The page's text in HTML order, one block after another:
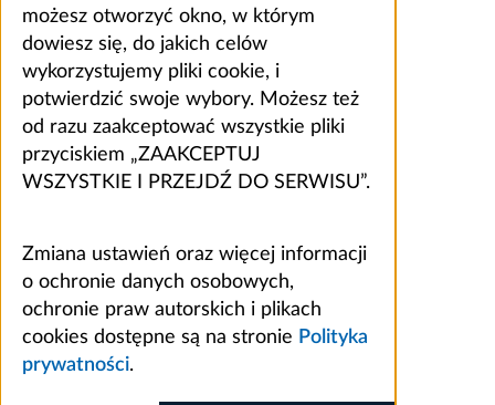
możesz otworzyć okno, w którym
dowiesz się, do jakich celów
wykorzystujemy pliki cookie, i
potwierdzić swoje wybory. Możesz też
od razu zaakceptować wszystkie pliki
przyciskiem „ZAAKCEPTUJ
WSZYSTKIE I PRZEJDŹ DO SERWISU”.
Zmiana ustawień oraz więcej informacji
o ochronie danych osobowych,
ochronie praw autorskich i plikach
cookies dostępne są na stronie Polityka
prywatności.